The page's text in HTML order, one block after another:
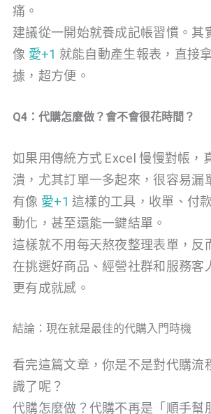
痛。
建議從一開始就養成記帳習慣。其
像 愛+1 就能自動產生報表，直接
據，超方便。
Q4：代購怎麼做？會不會很花時間？
如果用傳統方式 Excel 慢慢對帳，
潰，尤其訂單一多起來，很容易漏
有像 愛+1 這樣的工具，收單、付
動化，甚至還能一鍵結單。
這樣就不用每天熬夜整理表單，反
在挑選好商品、經營社群和服務客
更有成就感。
結論：現在就是最佳的代購入門時機
看完這篇文章，你是不是對代購流
識了呢？
代購怎麼做？代購不再是「順手幫